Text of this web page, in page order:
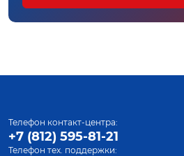
Телефон контакт-центра:
+7 (812) 595-81-21
Телефон тех. поддержки: